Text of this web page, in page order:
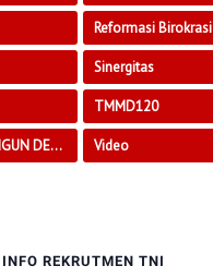
Reformasi Birokrasi
Sinergitas
TMMD120
TNI MANUNGGAL BANGUN DESA Video
INFO REKRUTMEN TNI